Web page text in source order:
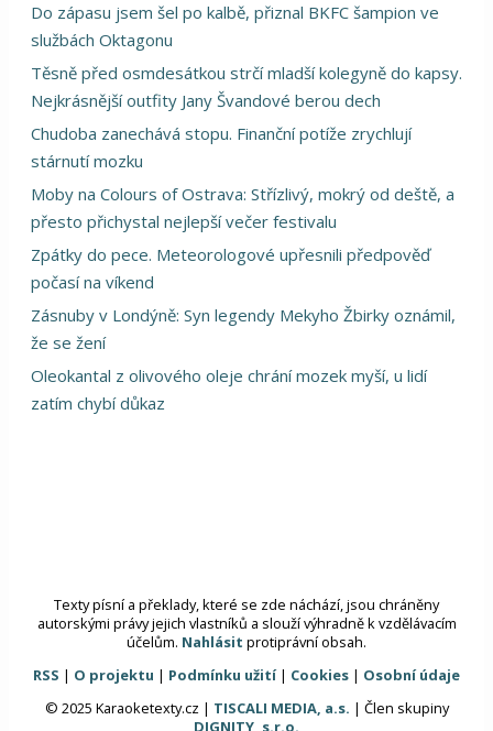
Do zápasu jsem šel po kalbě, přiznal BKFC šampion ve
službách Oktagonu
Těsně před osmdesátkou strčí mladší kolegyně do kapsy.
Nejkrásnější outfity Jany Švandové berou dech
Chudoba zanechává stopu. Finanční potíže zrychlují
stárnutí mozku
Moby na Colours of Ostrava: Střízlivý, mokrý od deště, a
přesto přichystal nejlepší večer festivalu
Zpátky do pece. Meteorologové upřesnili předpověď
počasí na víkend
Zásnuby v Londýně: Syn legendy Mekyho Žbirky oznámil,
že se žení
Oleokantal z olivového oleje chrání mozek myší, u lidí
zatím chybí důkaz
Texty písní a překlady, které se zde náchází, jsou chráněny
autorskými právy jejich vlastníků a slouží výhradně k vzdělávacím
účelům. Nahlásit protiprávní obsah.
RSS | O projektu | Podmínku užití| Cookies | Osobní údaje
© 2025 Karaoketexty.cz | TISCALI MEDIA, a.s. | Člen skupiny
DIGNITY, s.r.o.